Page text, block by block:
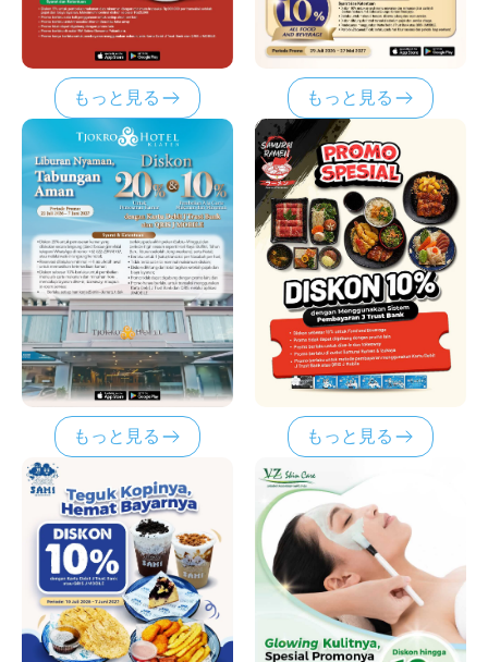
もっと見る もっと見る
もっと見る もっと見る